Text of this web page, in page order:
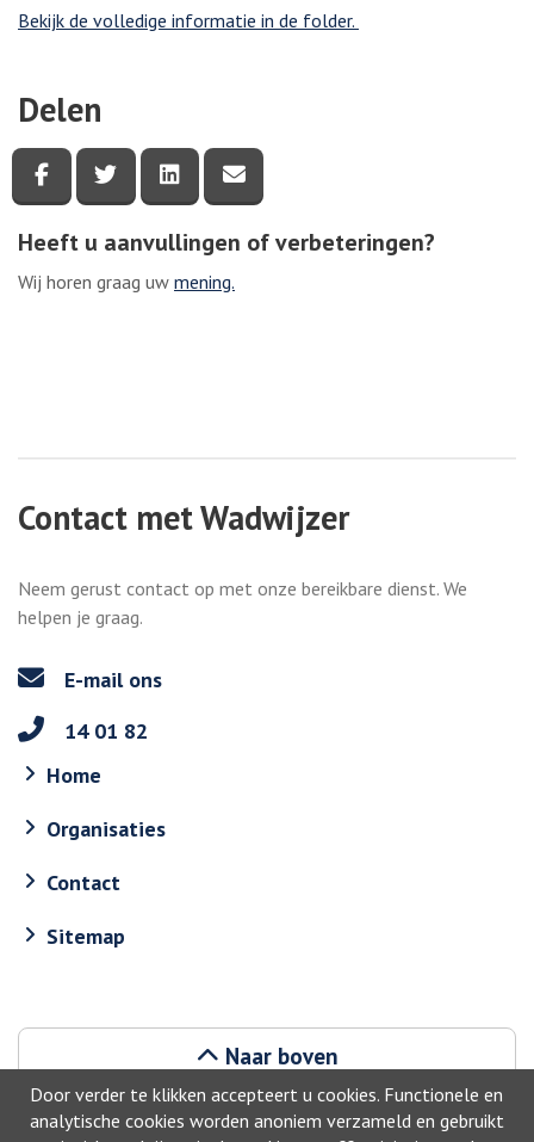
Door verder te klikken accepteert u cookies. Functionele en
analytische cookies worden anoniem verzameld en gebruikt
Bekijk de volledige informatie in de folder.
Delen
Deel deze pagina via Facebook
Deel deze pagina via Twitter
Deel deze pagina via LinkedIn
Heeft u aanvullingen of verbeteringen?
Wij horen graag uw mening.
Contact met Wadwijzer
Neem gerust contact op met onze bereikbare dienst. We
helpen je graag.
E-mail ons
14 01 82
Home
Organisaties
Contact
Sitemap
Naar boven